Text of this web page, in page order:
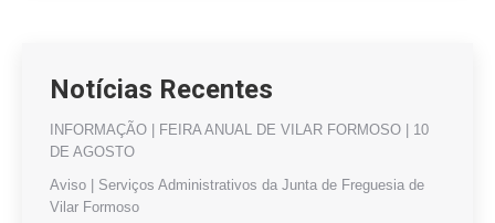
Notícias Recentes
INFORMAÇÃO | FEIRA ANUAL DE VILAR FORMOSO | 10
DE AGOSTO
Aviso | Serviços Administrativos da Junta de Freguesia de
Vilar Formoso